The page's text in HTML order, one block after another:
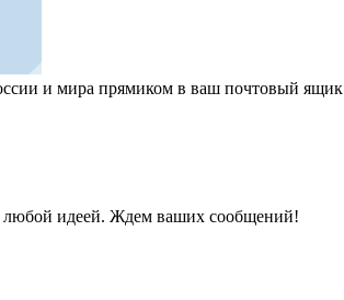
и мира прямиком в ваш почтовый ящик
любой идеей. Ждем ваших сообщений!